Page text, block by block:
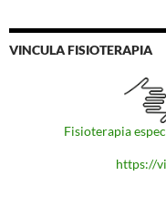
VINCULA FISIOTERAPIA
Fisioterapia
https://